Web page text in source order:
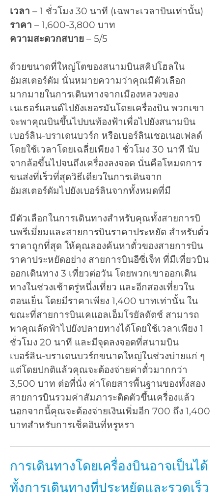
เวลา – 1 ชั่วโมง 30 นาที (เฉพาะเวลาบินเท่านั้น)
ราคา – 1,600-3,800 บาท
ความสะดวกสบาย – 5/5
ด้วยขนาดที่ใหญ่โตของสนามบินสคิปโฮลใน
อัมสเตอร์ดัม นั่นหมายความว่าคุณมีตัวเลือก
มากมายในการเดินทางจากเมืองหลวงของ
เนเธอร์แลนด์ไปยังเยอรมันโดยเครื่องบิน พวกเขา
จะพาคุณบินขึ้นไปบนท้องฟ้าเพื่อไปยังสนามบิน
เบอร์ลิน-บราเดนบวร์ก หรือเบอร์ลินเชอเนอเฟลด์
โดยใช้เวลาโดยเฉลี่ยเพียง 1 ชั่วโมง 30 นาที นับ
จากล้อขึ้นไปจนถึงเครื่องลงจอด นั่นคือโหมดการ
ขนส่งที่เร็วที่สุดวิธีเดียวในการเดินจาก
อัมสเตอร์ดัมไปยังเบอร์ลินจากทั้งหมดที่มี
มีตัวเลือกในการเดินทางสำหรับคุณทั้งสายการบิ
นพรีเมี่ยมและสายการบินราคาประหยัด สำหรับตั๋ว
ราคาถูกที่สุด ให้คุณลองค้นหาตั๋วของสายการบิน
ราคาประหยัดอย่าง สายการบินอีซี่เจ็ท ที่มีเที่ยวบิน
ออกเดินทาง 3 เที่ยวต่อวัน โดยพวกเขาออกเดิน
ทางในช่วงเช้าตรู่หนึ่งเที่ยว และอีกสองเที่ยวใน
ตอนเย็น โดยมีราคาเพียง 1,400 บาทเท่านั้น ใน
ขณะที่สายการบินเคแอลเอ็มโรยัลดัตช์ สามารถ
พาคุณลัดฟ้าไปยังปลายทางได้โดยใช้เวลาเพียง 1
ชั่วโมง 20 นาที และมีจุดลงจอดที่สนามบิน
เบอร์ลิน-บราเดนบวร์กขนาดใหญ่ในช่วงบ่ายแก่ ๆ
แต่โดยปกติแล้วคุณจะต้องจ่ายค่าตั๋วมากกว่า
3,500 บาท ต่อที่นั่ง ค่าโดยสารพื้นฐานของทั้งสอง
สายการบินรวมค่าสัมภาระติดตัวขึ้นเครื่องแล้ว
นอกจากนี้คุณจะต้องจ่ายเงินเพิ่มอีก 700 ถึง 1,400
บาทสำหรับการเช็คอินที่หรูหรา
การเดินทางโดยเครื่องบินอาจเป็นได้
ทั้งการเดินทางที่ประหยัดและรวดเร็ว